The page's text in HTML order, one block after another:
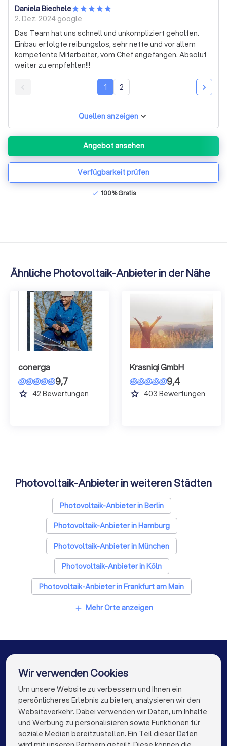
der anvisierten Zeit wurde die Anlage durch freundliche
Mitarbeiter schnell installiert. Klare Empfehlung!
Daniela Biechele
2. Dez. 2024 google
Das Team hat uns schnell und unkompliziert geholfen.
Einbau erfolgte reibungslos, sehr nette und vor allem
kompetente Mitarbeiter, vom Chef angefangen. Absolut
weiter zu empfehlen!!!
1 2
Quellen anzeigen
Angebot ansehen
Verfügbarkeit prüfen
check 100% Gratis
Ähnliche Photovoltaik-Anbieter in der Nähe
conerga
9,7
grade 42 Bewertungen
Krasniqi GmbH
9,4
grade 403 Bewertungen
Photovoltaik-Anbieter in weiteren Städten
Photovoltaik-Anbieter in Berlin
Photovoltaik-Anbieter in Hamburg
Photovoltaik-Anbieter in München
Photovoltaik-Anbieter in Köln
Photovoltaik-Anbieter in Frankfurt am Main
Photovoltaik-Anbieter in Stuttgart
Photovoltaik-Anbieter in Essen
Photovoltaik-Anbieter in Bremen
Photovoltaik-Anbieter in Nürnberg
Photovoltaik-Anbieter in Dresden
add Mehr Orte anzeigen
Die besten Unternehmen für Sie
info@trustlocal.de
Wir verwenden Cookies
Um unsere Website zu verbessern und Ihnen ein
persönlicheres Erlebnis zu bieten, analysieren wir den
Websiteverkehr. Dabei verwenden wir Daten, um Inhalte
und Werbung zu personalisieren sowie Funktionen für
soziale Medien bereitzustellen. Ein Teil dieser Daten